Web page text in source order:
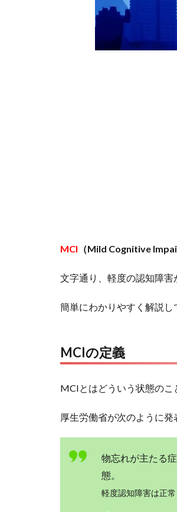
MCI （Mild Cognitive
文字通り、軽度の認知障害
簡単にわかりやすく解説し
MCIの定義
MCIとはどういう状態のこ
厚生労働省が次のように発
物忘れが主たる
態。
軽度認知障害は正